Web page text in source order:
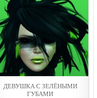
ДЕВУШКА С ЗЕЛЁНЫМИ
ГУБАМИ